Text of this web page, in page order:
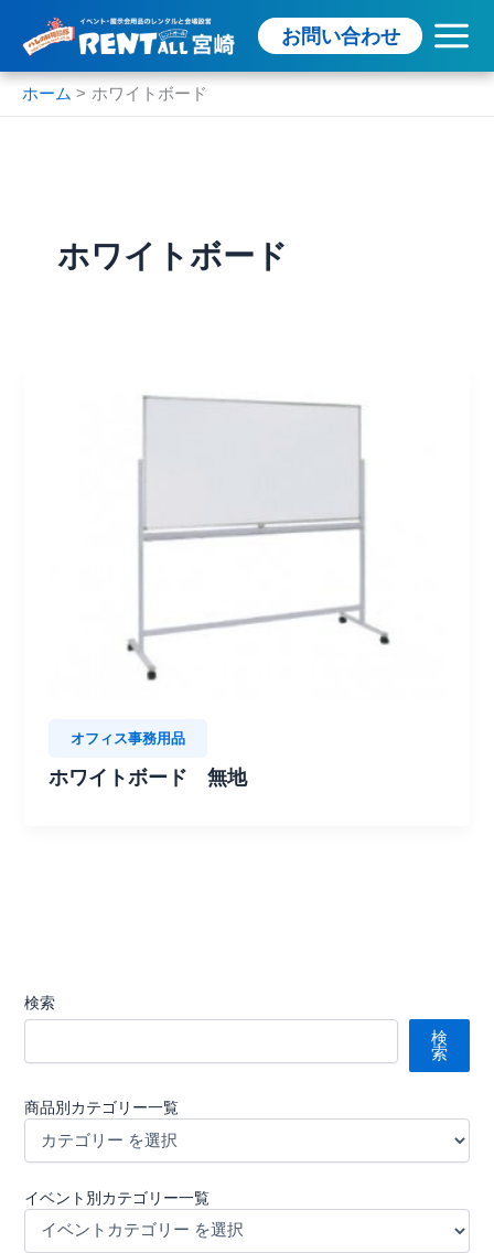
お問い合わせ
ホーム ホワイトボード
ホワイトボード
オフィス事務用品
ホワイトボード 無地
検索
検
索
商品別カテゴリー一覧
イベント別カテゴリー一覧